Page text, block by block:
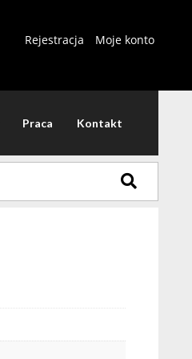
Rejestracja Moje konto
Praca Kontakt